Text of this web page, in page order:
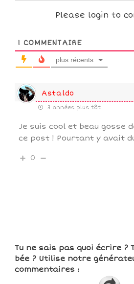
Please login to
1 COMMENTAIRE
plus récents
Astaldo
3 années plus tôt
Je suis cool et beau gosse
ce post ! Pourtant y avait
0
Tu ne sais pas quoi écrire ?
bée ? Utilise notre
commentaires :